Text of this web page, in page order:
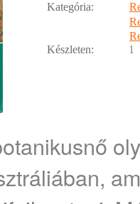
Kategória:
Készleten:
1